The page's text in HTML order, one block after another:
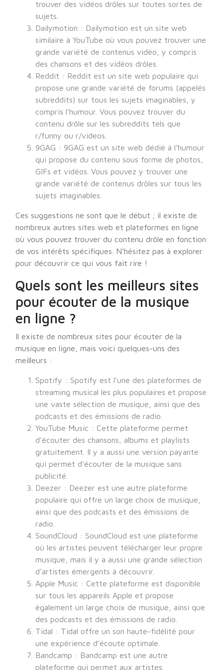
trouver des vidéos drôles sur toutes sortes de
sujets.
Dailymotion : Dailymotion est un site web
similaire à YouTube où vous pouvez trouver une
grande variété de contenus vidéo, y compris
des chansons et des vidéos drôles.
Reddit : Reddit est un site web populaire qui
propose une grande variété de forums (appelés
subreddits) sur tous les sujets imaginables, y
compris l’humour. Vous pouvez trouver du
contenu drôle sur les subreddits tels que
r/funny ou r/videos.
9GAG : 9GAG est un site web dédié à l’humour
qui propose du contenu sous forme de photos,
GIFs et vidéos. Vous pouvez y trouver une
grande variété de contenus drôles sur tous les
sujets imaginables.
Ces suggestions ne sont que le début ; il existe de
nombreux autres sites web et plateformes en ligne
où vous pouvez trouver du contenu drôle en fonction
de vos intérêts spécifiques. N’hésitez pas à explorer
pour découvrir ce qui vous fait rire !
Quels sont les meilleurs sites
pour écouter de la musique
en ligne ?
Il existe de nombreux sites pour écouter de la
musique en ligne, mais voici quelques-uns des
meilleurs :
Spotify : Spotify est l’une des plateformes de
streaming musical les plus populaires et propose
une vaste sélection de musique, ainsi que des
podcasts et des émissions de radio.
YouTube Music : Cette plateforme permet
d’écouter des chansons, albums et playlists
gratuitement. Il y a aussi une version payante
qui permet d’écouter de la musique sans
publicité.
Deezer : Deezer est une autre plateforme
populaire qui offre un large choix de musique,
ainsi que des podcasts et des émissions de
radio.
SoundCloud : SoundCloud est une plateforme
où les artistes peuvent télécharger leur propre
musique, mais il y a aussi une grande sélection
d’artistes émergents à découvrir.
Apple Music : Cette plateforme est disponible
sur tous les appareils Apple et propose
également un large choix de musique, ainsi que
des podcasts et des émissions de radio.
Tidal : Tidal offre un son haute-fidélité pour
une expérience d’écoute optimale.
Bandcamp : Bandcamp est une autre
plateforme qui permet aux artistes